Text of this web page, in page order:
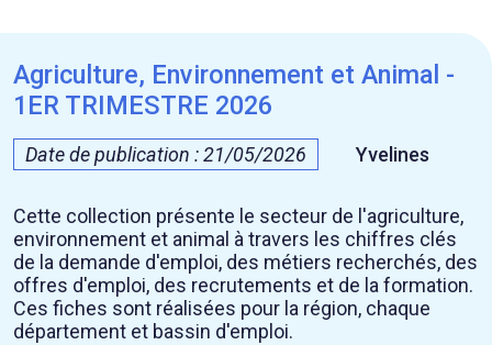
Agriculture, Environnement et Animal -
1ER TRIMESTRE 2026
Date de publication : 21/05/2026 Yvelines
Cette collection présente le secteur de l'agriculture,
environnement et animal à travers les chiffres clés
de la demande d'emploi, des métiers recherchés, des
offres d'emploi, des recrutements et de la formation.
Ces fiches sont réalisées pour la région, chaque
département et bassin d'emploi.